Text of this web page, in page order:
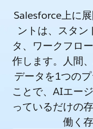
Salesforce上に
ントは、スタン
タ、ワークフロ
作します。人間
データを1つの
ことで、AIエー
っているだけの
働く